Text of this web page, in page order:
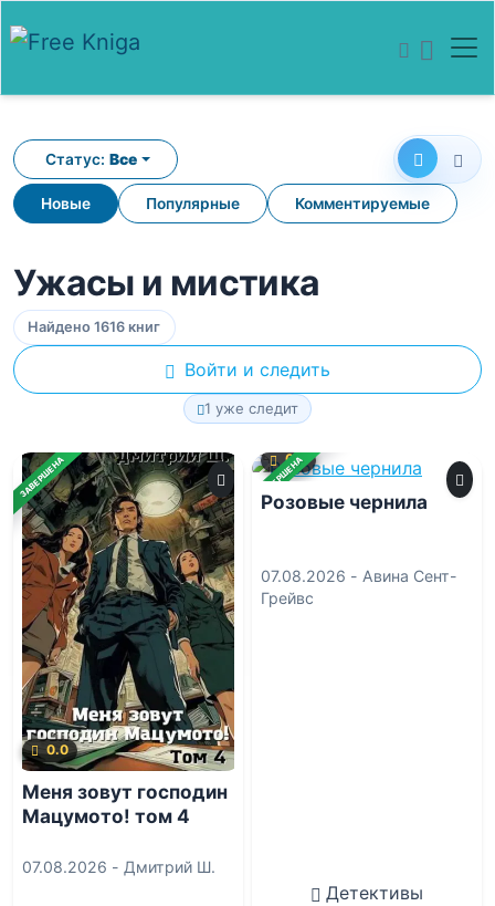
Новые Популярные Комментируемые
Статус: Все
Ужасы и мистика
Найдено 1616 книг
Войти и следить
1 уже следит
ЗАВЕРШЕНА
0.0
Меня зовут господин
Мацумото! том 4
07.08.2026 - Дмитрий Ш.
ЗАВЕРШЕНА
0.0
Розовые чернила
07.08.2026 - Авина Сент-
Грейвс
Детективы